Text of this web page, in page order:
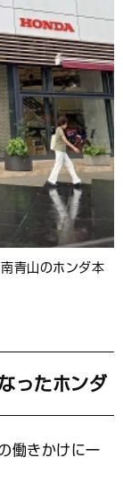
青山のホンダ本
ったホンダ
働きかけに一